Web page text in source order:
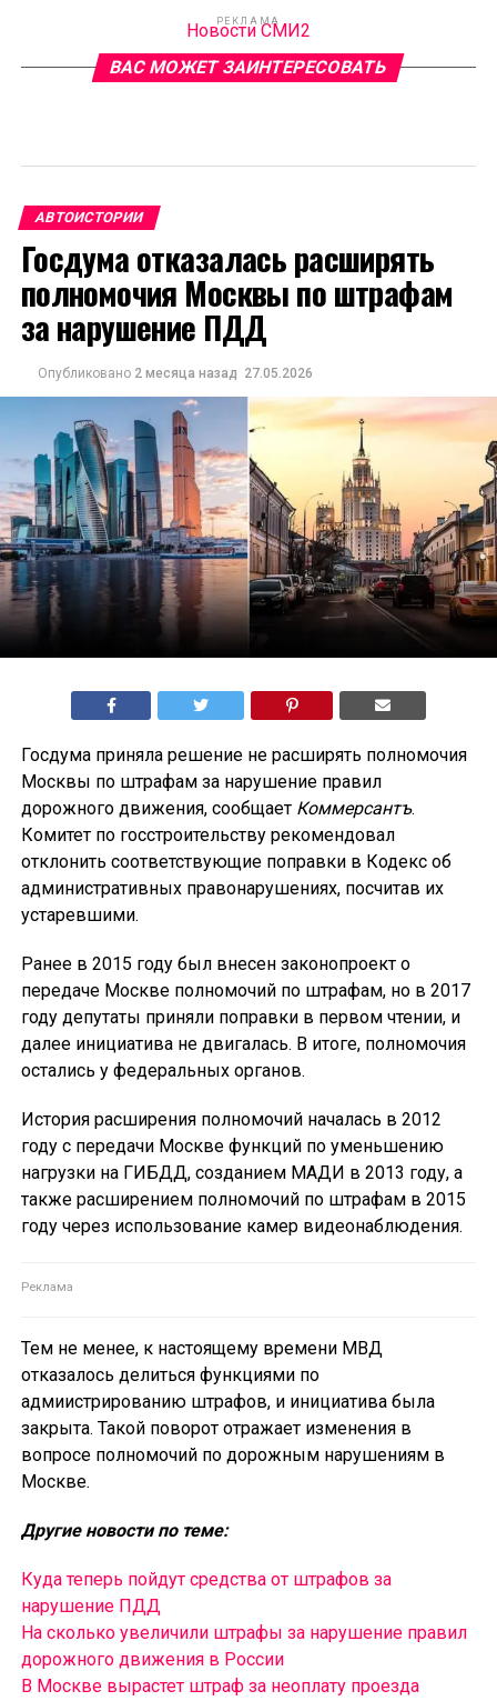
РЕКЛАМА
Новости СМИ2
ВАС МОЖЕТ ЗАИНТЕРЕСОВАТЬ
АВТОИСТОРИИ
Госдума отказалась расширять
полномочия Москвы по штрафам
за нарушение ПДД
Опубликовано 2 месяца назад 27.05.2026
Госдума приняла решение не расширять полномочия
Москвы по штрафам за нарушение правил
дорожного движения, сообщает Коммерсантъ.
Комитет по госстроительству рекомендовал
отклонить соответствующие поправки в Кодекс об
административных правонарушениях, посчитав их
устаревшими.
Ранее в 2015 году был внесен законопроект о
передаче Москве полномочий по штрафам, но в 2017
году депутаты приняли поправки в первом чтении, и
далее инициатива не двигалась. В итоге, полномочия
остались у федеральных органов.
История расширения полномочий началась в 2012
году с передачи Москве функций по уменьшению
нагрузки на ГИБДД, созданием МАДИ в 2013 году, а
также расширением полномочий по штрафам в 2015
году через использование камер видеонаблюдения.
Тем не менее, к настоящему времени МВД
отказалось делиться функциями по
адмиистрированию штрафов, и инициатива была
закрыта. Такой поворот отражает изменения в
вопросе полномочий по дорожным нарушениям в
Москве.
Другие новости по теме:
Куда теперь пойдут средства от штрафов за
нарушение ПДД
На сколько увеличили штрафы за нарушение правил
дорожного движения в России
В Москве вырастет штраф за неоплату проезда